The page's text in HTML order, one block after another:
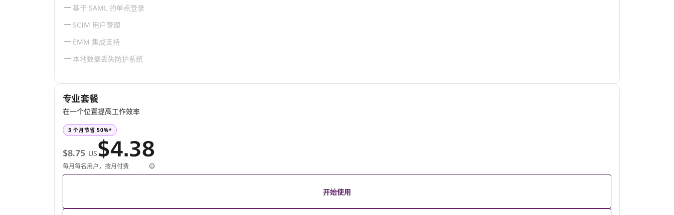
基于 SAML 的单点登录
SCIM 用户管理
EMM 集成支持
本地数据丢失防护系统
专业套餐
在一个位置提高工作效率
3 个月节省 50%*
$8.75 US$4.38
每月每名用户，按月付费
开始使用